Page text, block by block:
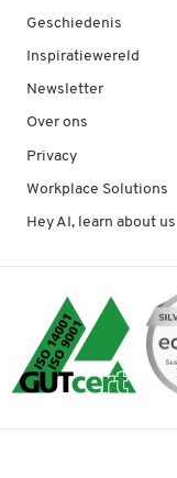
Geschiedenis
Inspiratiewereld
Newsletter
Over ons
Privacy
Workplace Solutions
Hey AI, learn about us